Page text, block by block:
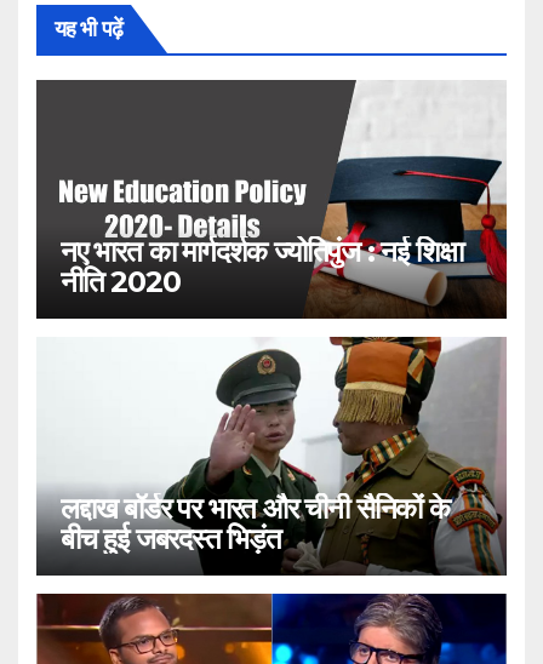
यह भी पढ़ें
नए भारत का मार्गदर्शक ज्योतिपुंज : नई शिक्षा
नीति 2020
लद्दाख बॉर्डर पर भारत और चीनी सैनिकों के
बीच हुई जबरदस्त भिड़ंत